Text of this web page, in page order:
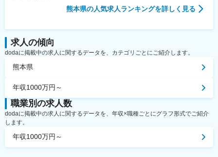
熊本県の人気求人ランキングを詳しく見る
求人の傾向
dodaに掲載中の求人に関するデータを、カテゴリごとにご紹介します。
熊本県
年収1000万円～
職業別の求人数
dodaに掲載中の求人に関するデータを、年収×職種ごとにグラフ形式でご紹介
します。
年収1000万円～